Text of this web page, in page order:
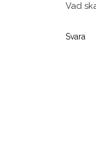
Vad
Svara